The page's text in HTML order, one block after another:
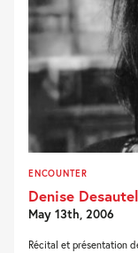
ENCOUNTER
Denise
May 13th, 2006
Récital et présentation